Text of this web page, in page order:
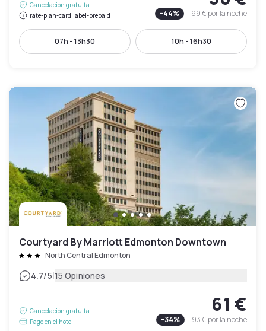
Cancelación gratuita
rate-plan-card.label-prepaid
-44% 99 €por la noche
07h - 13h30 10h - 16h30
Courtyard By Marriott Edmonton Downtown
North Central Edmonton
4.7/5|15 Opiniones
Cancelación gratuita
Pago en el hotel
61 €
-34% 93 €por la noche